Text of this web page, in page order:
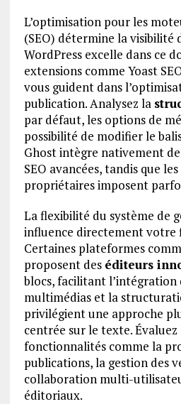
L’optimisation pour les
(SEO) détermine la visibilité
WordPress excelle dans ce
extensions comme Yoast
vous guident dans
publication. Analysez la
par défaut, les options de
possibilité de modifier le
Ghost intègre nativement
SEO avancées, tandis que
propriétaires imposent
La flexibilité du système de
influence directement votre
Certaines plateformes
proposent des éditeurs
blocs, facilitant l’intégration
multimédias et la
privilégient une approche
centrée sur le texte. Évaluez
fonctionnalités comme la
publications, la gestion des
collaboration multi-
éditoriaux.